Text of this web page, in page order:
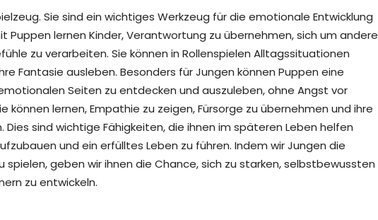
Sie sind ein wichtiges Werkzeug für die emotionale Entwicklung
Puppen lernen Kinder, Verantwortung zu übernehmen, sich um andere
zu verarbeiten. Sie können in Rollenspielen Alltagssituationen
Fantasie ausleben. Besonders für Jungen können Puppen eine
Seiten zu entdecken und auszuleben, ohne Angst vor
können lernen, Empathie zu zeigen, Fürsorge zu übernehmen und ihre
Dies sind wichtige Fähigkeiten, die ihnen im späteren Leben helfen
und ein erfülltes Leben zu führen. Indem wir Jungen die
spielen, geben wir ihnen die Chance, sich zu starken, selbstbewussten
zu entwickeln.